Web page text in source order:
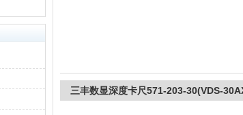
三丰数显深度卡尺571-203-30(VDS-